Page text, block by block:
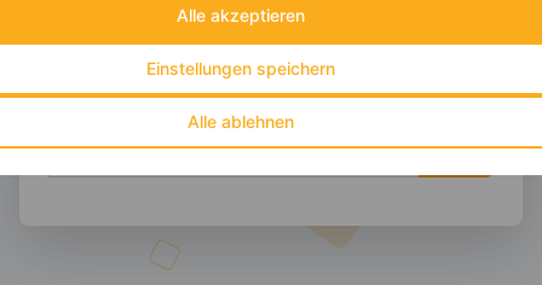
Alle ablehnen
Einstellungen speichern
Alle akzeptieren
DEIN TAGESBEDARF
DEINE E-MAIL ADRESSE